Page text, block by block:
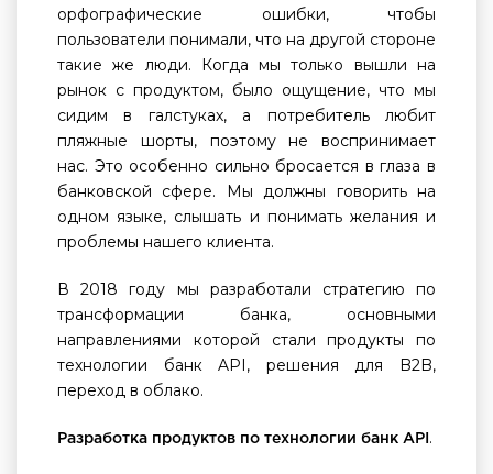
орфографические ошибки, чтобы
пользователи понимали, что на другой стороне
такие же люди. Когда мы только вышли на
рынок с продуктом, было ощущение, что мы
сидим в галстуках, а потребитель любит
пляжные шорты, поэтому не воспринимает
нас. Это особенно сильно бросается в глаза в
банковской сфере. Мы должны говорить на
одном языке, слышать и понимать желания и
проблемы нашего клиента.
В 2018 году мы разработали стратегию по
трансформации банка, основными
направлениями которой стали продукты по
технологии банк API, решения для B2B,
переход в облако.
Разработка продуктов по технологии банк API .